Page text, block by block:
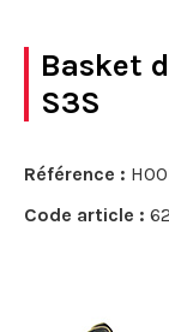
Basket
S3S
Référence :
Code article :